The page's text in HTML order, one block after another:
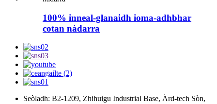
100% inneal-glanaidh ioma-adhbhar
cotan nàdarra
Seòladh: B2-1209, Zhihuigu Industrial Base, Àrd-tech Sòn,